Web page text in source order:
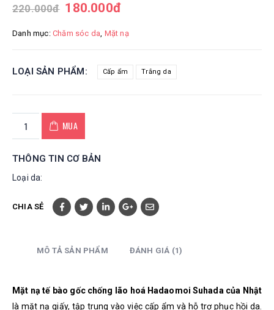
220.000đ 180.000đ
Danh mục: Chăm sóc da, Mặt nạ
LOẠI SẢN PHẨM Cấp ẩm Trắng da
MUA
THÔNG TIN CƠ BẢN
Loại da:
CHIA SẺ
MÔ TẢ SẢN PHẨM ĐÁNH GIÁ (1)
Mặt nạ tế bào gốc chống lão hoá Hadaomoi Suhada của Nhật
là mặt nạ giấy, tập trung vào việc cấp ẩm và hỗ trợ phục hồi da.